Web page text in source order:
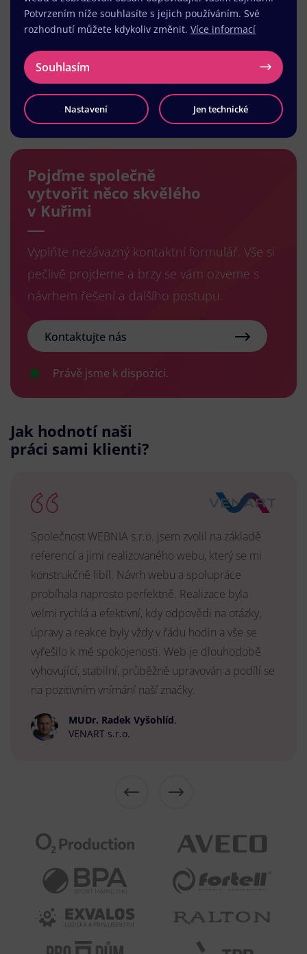
Načíst další
Pojďme společně
vytvořit něco skvělého
v Kuřimi
Vyplňte nezávazný kontaktní formulář. Vše si
pečlivě projdeme a brzy se vám ozveme s
návrhem řešení a dalšího postupu.
Kontaktujte nás
Právě jsme k dispozici.
Jak hodnotí naši
práci sami klienti?
Společnost WEBNIA s.r.o. jsem zvolil na základě
referencí a jimi realizovaného webu, který se mi
konstrukčně libíl. Návrh webu a spolupráce
probíhala naprosto perfektně. Realizace byla
velmi rychlá a efektivní, kdy odpovědi na otázky,
úpravy a reakce byly vždy v řádu hodin a vše se
vyřešilo k mé spokojenosti. Web je dlouhodobě
vyhovující, stabilní, průběžně upravován a podílí se
na pozitivním vnímání naší značky.
MUDr. Radek Vyšohlíd,
VENART s.r.o.
Potvrzením níže souhlasíte s jejich používáním. Své
rozhodnutí můžete kdykoliv změnit. Více informací
Souhlasím
Nastavení Jen technické